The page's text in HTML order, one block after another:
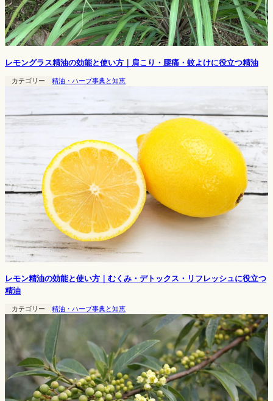
レモングラス精油の効能と使い方｜肩こり・腰痛・蚊よけに役立つ精油
カテゴリー 精油・ハーブ事典と知恵
レモン精油の効能と使い方｜むくみ・デトックス・リフレッシュに役立つ
精油
カテゴリー 精油・ハーブ事典と知恵